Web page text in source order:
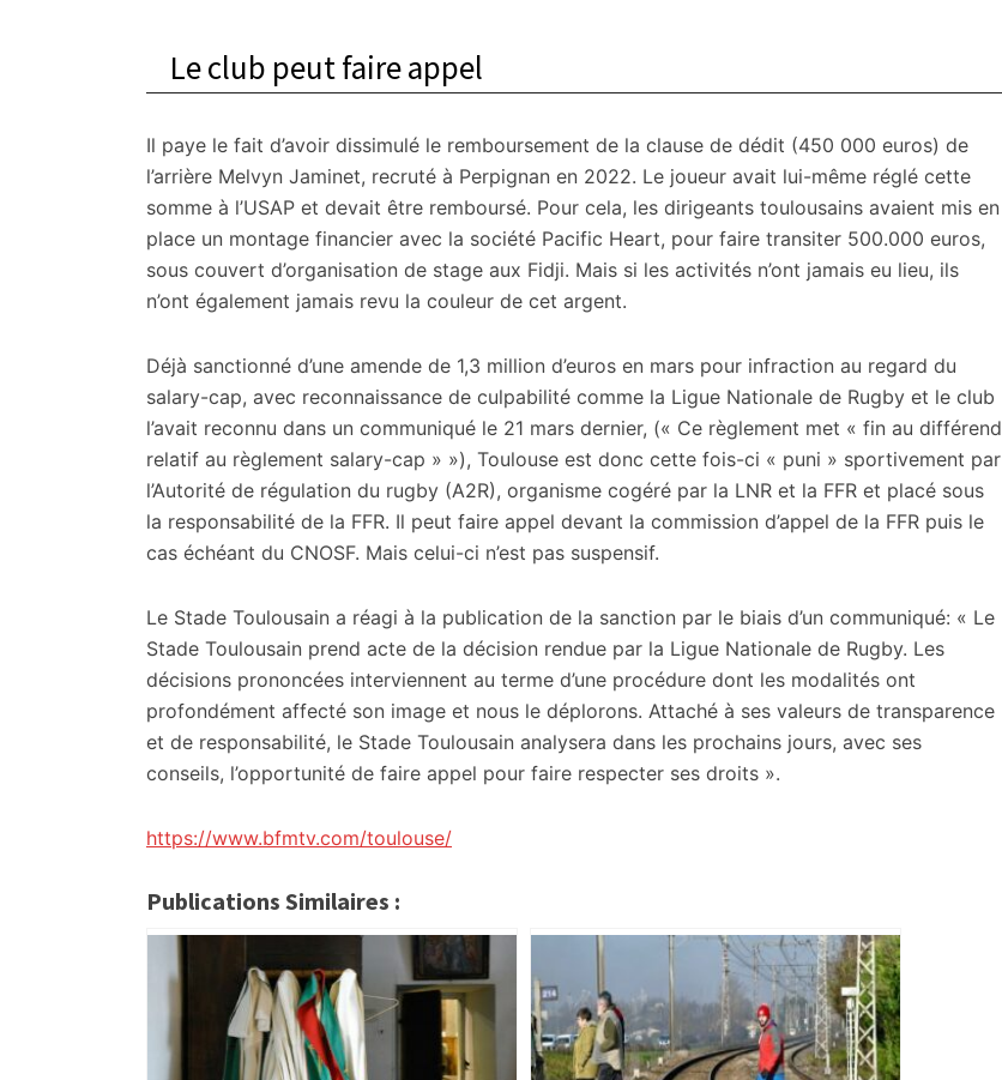
Le club peut faire appel
Il paye le fait d’avoir dissimulé le remboursement de la clause de dédit (450 000 euros) de
l’arrière Melvyn Jaminet, recruté à Perpignan en 2022. Le joueur avait lui-même réglé cette
somme à l’USAP et devait être remboursé. Pour cela, les dirigeants toulousains avaient mis en
place un montage financier avec la société Pacific Heart, pour faire transiter 500.000 euros,
sous couvert d’organisation de stage aux Fidji. Mais si les activités n’ont jamais eu lieu, ils
n’ont également jamais revu la couleur de cet argent.
Déjà sanctionné d’une amende de 1,3 million d’euros en mars pour infraction au regard du
salary-cap, avec reconnaissance de culpabilité comme la Ligue Nationale de Rugby et le club
l’avait reconnu dans un communiqué le 21 mars dernier, (« Ce règlement met « fin au différend
relatif au règlement salary-cap » »), Toulouse est donc cette fois-ci « puni » sportivement par
l’Autorité de régulation du rugby (A2R), organisme cogéré par la LNR et la FFR et placé sous
la responsabilité de la FFR. Il peut faire appel devant la commission d’appel de la FFR puis le
cas échéant du CNOSF. Mais celui-ci n’est pas suspensif.
Le Stade Toulousain a réagi à la publication de la sanction par le biais d’un communiqué: « Le
Stade Toulousain prend acte de la décision rendue par la Ligue Nationale de Rugby. Les
décisions prononcées interviennent au terme d’une procédure dont les modalités ont
profondément affecté son image et nous le déplorons. Attaché à ses valeurs de transparence
et de responsabilité, le Stade Toulousain analysera dans les prochains jours, avec ses
conseils, l’opportunité de faire appel pour faire respecter ses droits ».
https://www.bfmtv.com/toulouse/
Publications Similaires :